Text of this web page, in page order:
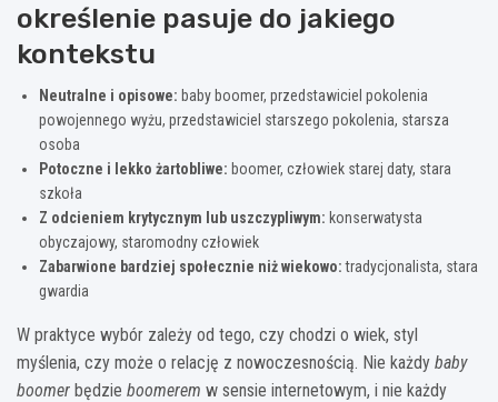
określenie pasuje do jakiego
kontekstu
Neutralne i opisowe: baby boomer, przedstawiciel pokolenia
powojennego wyżu, przedstawiciel starszego pokolenia, starsza
osoba
Potoczne i lekko żartobliwe: boomer, człowiek starej daty, stara
szkoła
Z odcieniem krytycznym lub uszczypliwym: konserwatysta
obyczajowy, staromodny człowiek
Zabarwione bardziej społecznie niż wiekowo:tradycjonalista, stara
gwardia
W praktyce wybór zależy od tego, czy chodzi o wiek, styl
myślenia, czy może o relację z nowoczesnością. Nie każdy baby
boomer będzie boomerem w sensie internetowym, i nie każdy